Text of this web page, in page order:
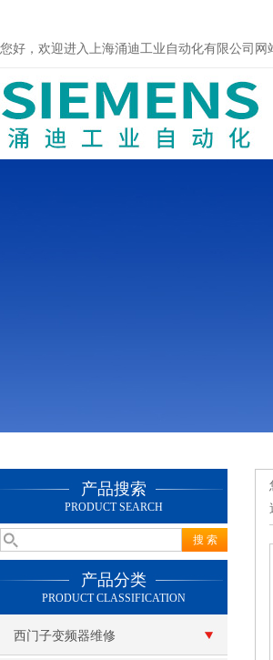
您好，欢迎进入上海涌迪工业自动化有限公司网
产品搜索
PRODUCT SEARCH
产品分类
PRODUCT CLASSIFICATION
西门子变频器维修